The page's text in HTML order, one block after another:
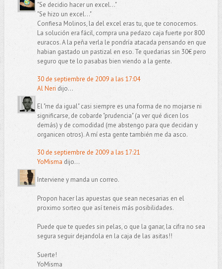
"Se decidio hacer un excel..."
"Se hizo un excel..."
Confiesa Molinos, la del excel eras tu, que te conocemos.
La solución era fácil, compra una pedazo caja fuerte por 800
euracos. A la peña verla le pondría atacada pensando en que
habian gastado un pastizal en eso. Te quedarias sin 30€ pero
seguro que te lo pasabas bien viendo a la gente.
30 de septiembre de 2009 a las 17:04
Al Neri dijo...
El "me da igual" casi siempre es una forma de no mojarse ni
significarse, de cobarde "prudencia" (a ver qué dicen los
demás) y de comodidad (me abstengo para que decidan y
organicen otros). A mí esta gente también me da asco.
30 de septiembre de 2009 a las 17:21
YoMisma dijo...
Interviene y manda un correo.
Propon hacer las apuestas que sean necesarias en el
proximo sorteo que así teneis más posibilidades.
Puede que te quedes sin pelas, o que la ganar, la cifra no sea
segura seguir dejandola en la caja de las asitas!!
Suerte!
YoMisma